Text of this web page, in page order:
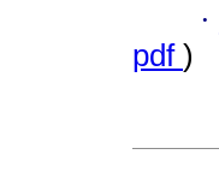
·
pdf )